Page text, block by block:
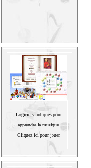
Logiciels ludiques pour
apprendre la musique.
Cliquez ici pour jouer.